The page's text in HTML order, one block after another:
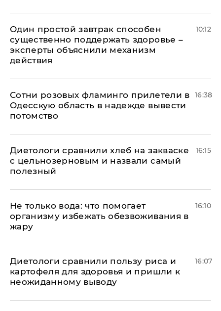
Один простой завтрак способен
существенно поддержать здоровье –
эксперты объяснили механизм
действия
10:12
Сотни розовых фламинго прилетели в
Одесскую область в надежде вывести
потомство
16:38
Диетологи сравнили хлеб на закваске
с цельнозерновым и назвали самый
полезный
16:15
Не только вода: что помогает
организму избежать обезвоживания в
жару
16:10
Диетологи сравнили пользу риса и
картофеля для здоровья и пришли к
неожиданному выводу
16:07